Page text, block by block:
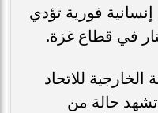
إنسانية فورية تؤدي
في قطاع غزة.
للاتحاد
تشهد حالة من